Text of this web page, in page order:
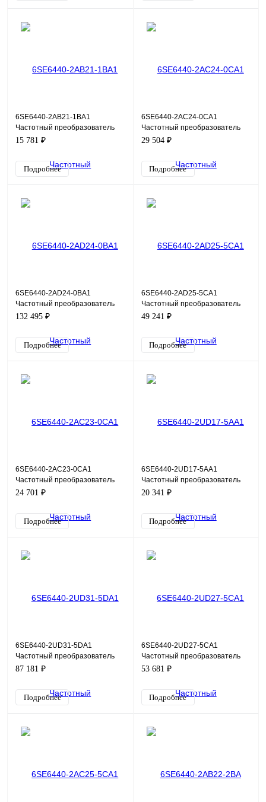
6SE6440-2AB21-1BA1
Частотный преобразователь
Siemens Micromaster 440,
15 781 ₽
Подробнее
6SE6440-2AC24-0CA1
Частотный преобразователь
Siemens Micromaster 440, 4кВт,
29 504 ₽
Подробнее
6SE6440-2AD24-0BA1
Частотный преобразователь
Siemens Micromaster 440, 4кВт,
132 495 ₽
Подробнее
6SE6440-2AD25-5CA1
Частотный преобразователь
Siemens Micromaster 440,
49 241 ₽
Подробнее
6SE6440-2AC23-0CA1
Частотный преобразователь
Siemens Micromaster 440, 3кВт,
24 701 ₽
Подробнее
6SE6440-2UD17-5AA1
Частотный преобразователь
Siemens Micromaster 440,
20 341 ₽
Подробнее
6SE6440-2UD31-5DA1
Частотный преобразователь
Siemens Micromaster 440, 15кВт,
87 181 ₽
Подробнее
6SE6440-2UD27-5CA1
Частотный преобразователь
Siemens Micromaster 440,
53 681 ₽
Подробнее